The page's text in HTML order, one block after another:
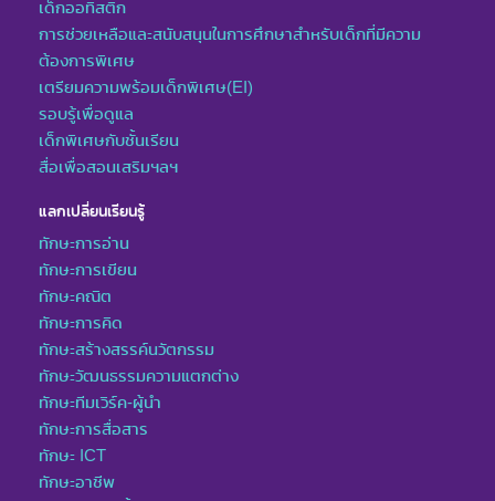
เด็กออทิสติก
การช่วยเหลือและสนับสนุนในการศึกษาสำหรับเด็กที่มีความ
ต้องการพิเศษ
เตรียมความพร้อมเด็กพิเศษ(EI)
รอบรู้เพื่อดูแล
เด็กพิเศษกับชั้นเรียน
สื่อเพื่อสอนเสริมฯลฯ
แลกเปลี่ยนเรียนรู้
ทักษะการอ่าน
ทักษะการเขียน
ทักษะคณิต
ทักษะการคิด
ทักษะสร้างสรรค์นวัตกรรม
ทักษะวัฒนธรรมความแตกต่าง
ทักษะทีมเวิร์ค-ผู้นำ
ทักษะการสื่อสาร
ทักษะ ICT
ทักษะอาชีพ